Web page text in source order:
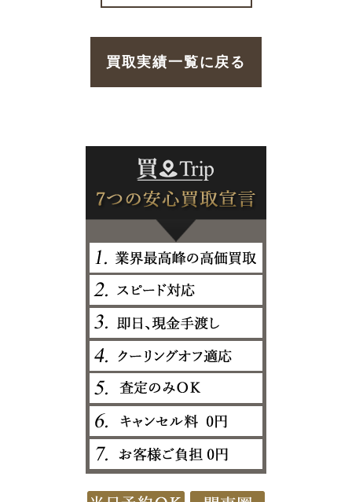
買取実績一覧に戻る